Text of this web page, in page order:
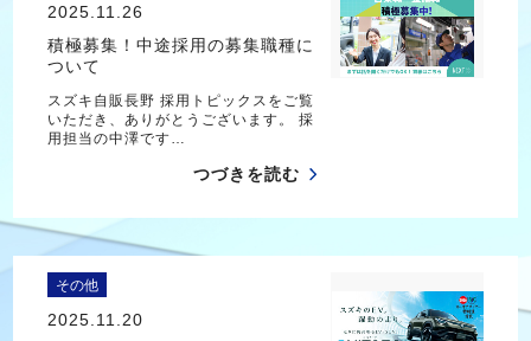
2025.11.26
積極募集！中途採用の募集職種に
ついて
スズキ自販長野 採用トピックスをご覧
いただき、ありがとうございます。 採
用担当の中澤です…
つづきを読む
その他
2025.11.20